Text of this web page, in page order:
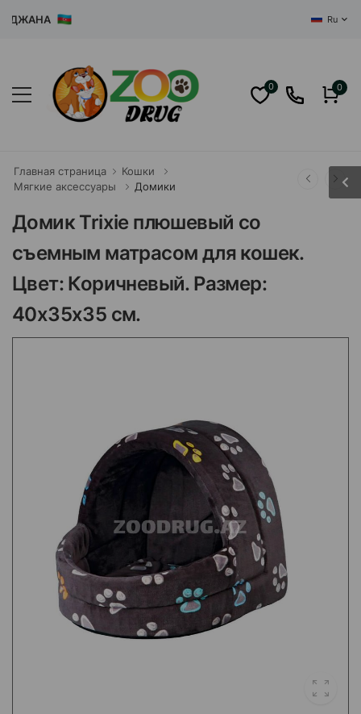
Ru
0 0
Главная страница
Кошки
Мягкие аксессуары
Домики
Домик Trixie плюшевый со
съемным матрасом для кошек.
Цвет: Коричневый. Размер:
40х35х35 см.